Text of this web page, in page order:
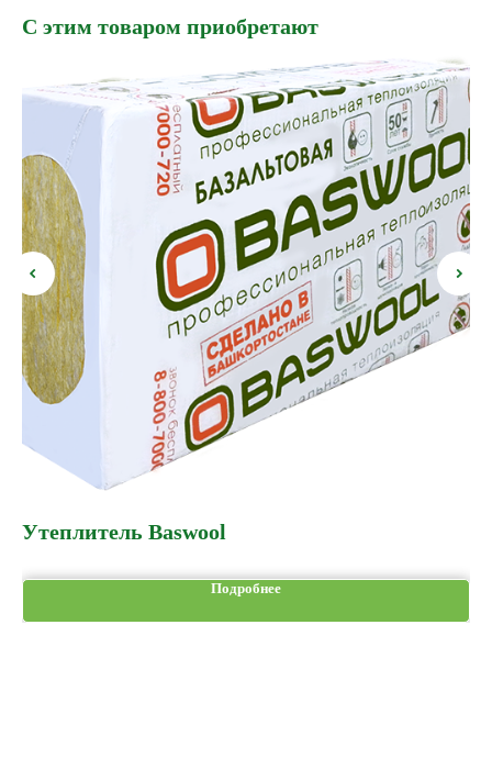
С этим товаром приобретают
Утеплитель Baswool
Подробнее
ХОТИТЕ
ПРИЦЕНИТЬСЯ?
Узнайте примерную
стоимость фасада
прямо сейчас